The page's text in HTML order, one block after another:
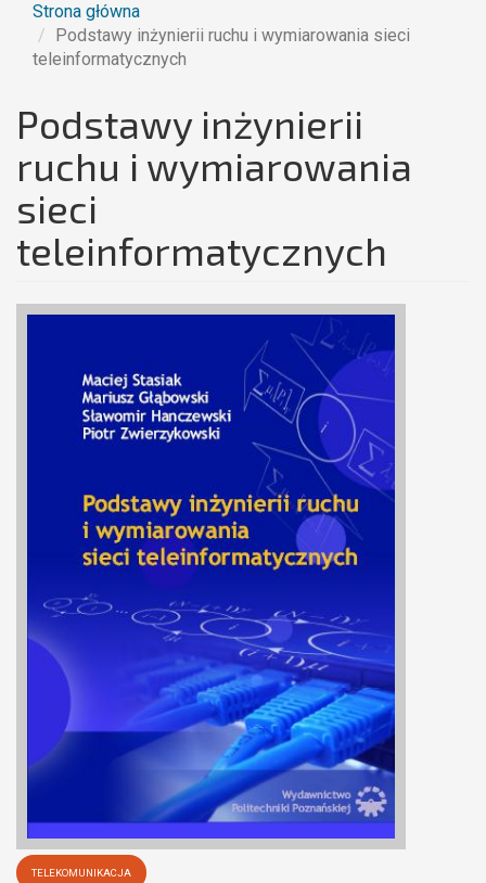
Strona główna
Podstawy inżynierii ruchu i wymiarowania sieci
teleinformatycznych
Podstawy inżynierii
ruchu i wymiarowania
sieci
teleinformatycznych
TELEKOMUNIKACJA